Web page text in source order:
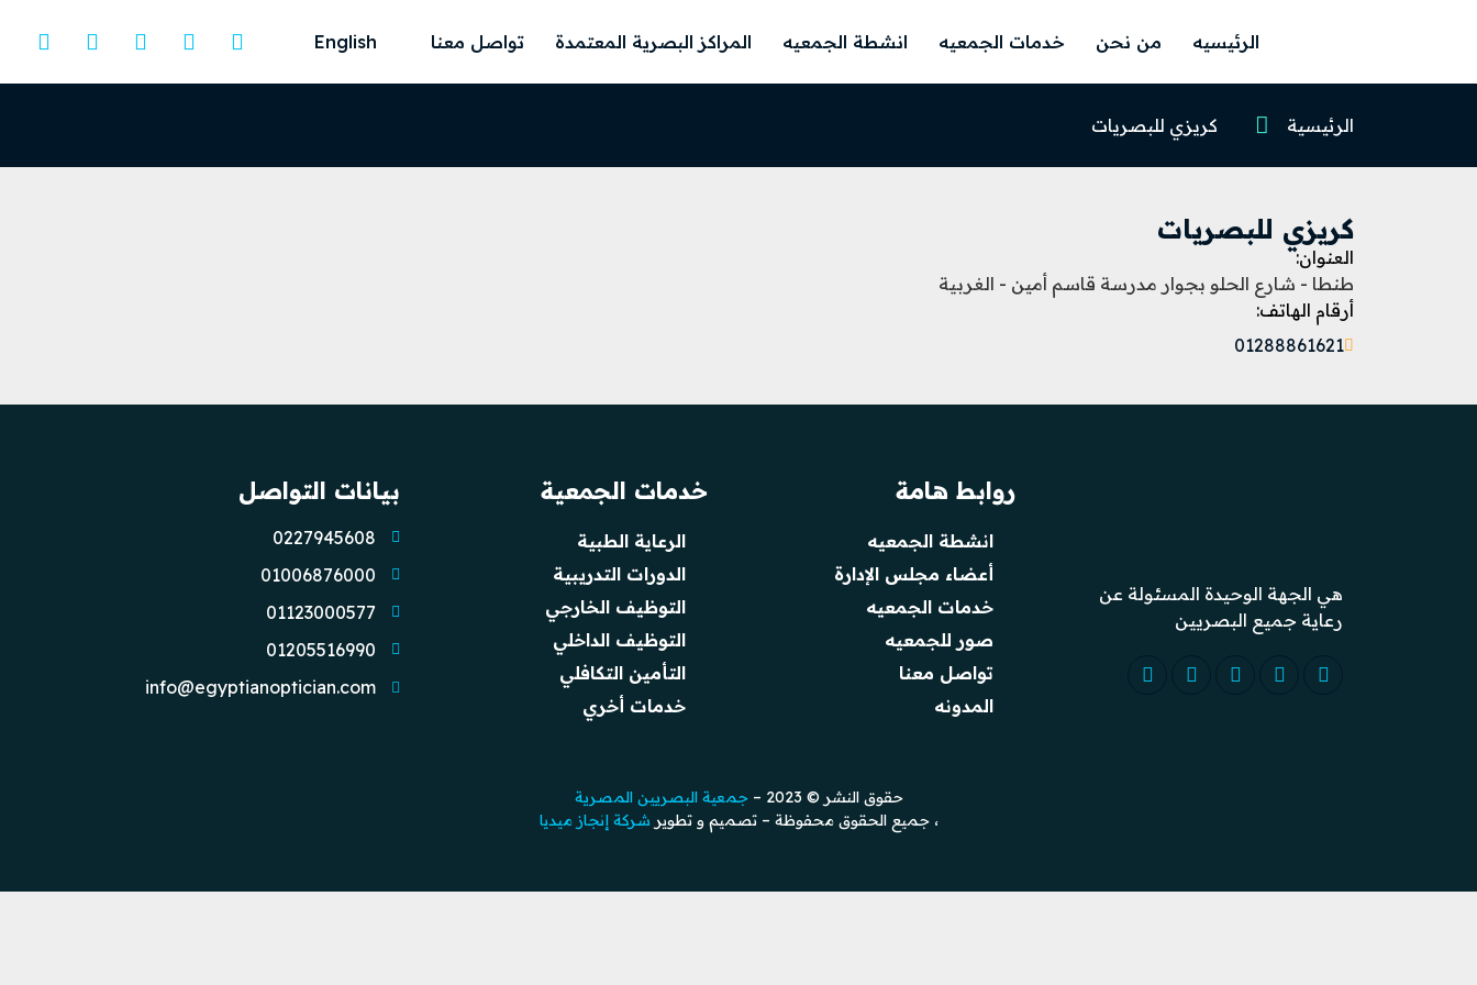
الرئيسيه من نحن خدمات الجمعيه انشطة الجمعيه المراكز البصرية المعتمدة تواصل معنا English
الرئيسية كريزي للبصريات
كريزي للبصريات
العنوان:
طنطا - شارع الحلو بجوار مدرسة قاسم أمين - الغربية
أرقام الهاتف:
01288861621
هي الجهة الوحيدة المسئولة عن
رعاية جميع البصريين
روابط هامة
انشطة الجمعيه
أعضاء مجلس الإدارة
خدمات الجمعيه
صور للجمعيه
تواصل معنا
المدونه
خدمات الجمعية
الرعاية الطبية
الدورات التدريبية
التوظيف الخارجي
التوظيف الداخلي
التأمين التكافلي
خدمات أخري
بيانات التواصل
0227945608
01006876000
01123000577
01205516990
info@egyptianoptician.com
حقوق النشر © 2023 –
جمعية البصريين المصرية
، جميع الحقوق محفوظة – تصميم و تطوير شركة إنجاز ميديا